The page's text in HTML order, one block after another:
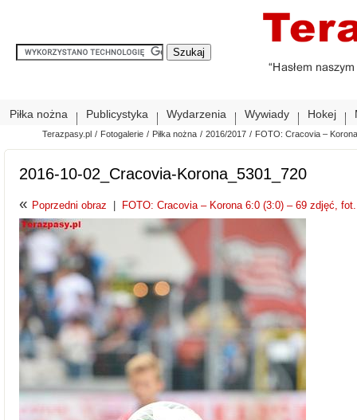
Piłka nożna Publicystyka Wydarzenia Wywiady Hokej
Terazpasy.pl / Fotogalerie / Piłka nożna / 2016/2017 / FOTO: Cracovia –
2016-10-02_Cracovia-Korona_5301_720
« Poprzedni obraz FOTO: Cracovia – Korona 6:0 (3:0) – 69 zdjęć,